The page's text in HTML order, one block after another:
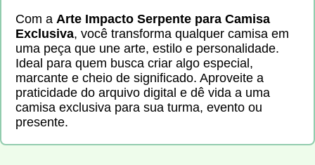
Com a Arte Impacto Serpente para Camisa
Exclusiva, você transforma qualquer camisa em
uma peça que une arte, estilo e personalidade.
Ideal para quem busca criar algo especial,
marcante e cheio de significado. Aproveite a
praticidade do arquivo digital e dê vida a uma
camisa exclusiva para sua turma, evento ou
presente.